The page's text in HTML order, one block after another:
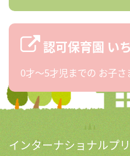
認可保育園 い
0才〜5才児までの お子さ
インターナショナルプ